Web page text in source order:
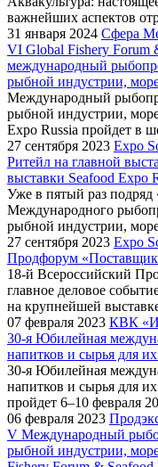
важнейших аспектов
31 января 2024 Сфера
VI Global Fishery Forum
международный
рыбной индустрии,
Международный
рыбной индустрии,
Expo Russia пройдет в
27 сентября 2023 Expo
Ритейл на главной
выставки Seafood Expo
Уже в пятый раз
Международного
рыбной индустрии,
27 сентября 2023 Expo
Продфорум «Поставщик
18-й Всероссийский
главное деловое
на крупнейшей
07 февраля 2023 КВК
30-я Юбилейная
напитков и сырья для
30-я Юбилейная
напитков и сырья для
пройдет 6–10 февраля
06 февраля 2023
V Международный
рыбной индустрии,